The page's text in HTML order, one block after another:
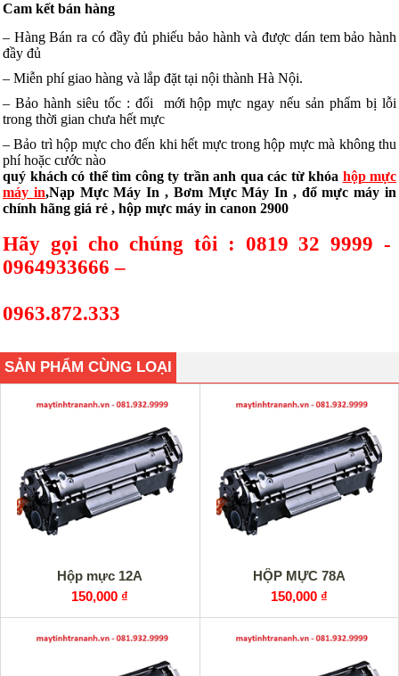
Cam kết bán hàng
– Hàng Bán ra có đầy đủ phiếu bảo hành và được dán tem bảo hành
đầy đủ
– Miễn phí giao hàng và lắp đặt tại nội thành Hà Nội.
– Bảo hành siêu tốc : đổi mới hộp mực ngay nếu sản phẩm bị lỗi
trong thời gian chưa hết mực
– Bảo trì hộp mực cho đến khi hết mực trong hộp mực mà không thu
phí hoặc cước nào
quý khách có thể tìm công ty trần anh qua các từ khóa hộp mực
máy in,Nạp Mực Máy In , Bơm Mực Máy In , đổ mực máy in
chính hãng giá rẻ , hộp mực máy in canon 2900
Hãy gọi cho chúng tôi : 0819 32 9999 -
0964933666 –
0963.872.333
SẢN PHẨM CÙNG LOẠI
Hộp mực 12A
150,000 ₫
HỘP MỰC 78A
150,000 ₫